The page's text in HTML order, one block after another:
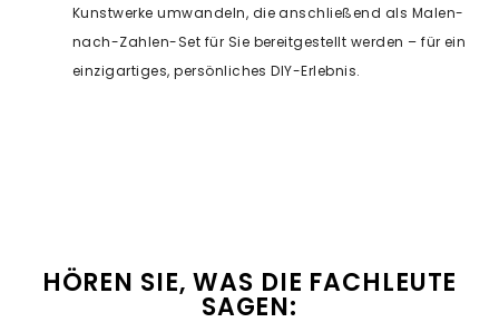
Kunstwerke umwandeln, die anschließend als Malen-
nach-Zahlen-Set für Sie bereitgestellt werden – für ein
einzigartiges, persönliches DIY-Erlebnis.
HÖREN SIE, WAS DIE FACHLEUTE
SAGEN: